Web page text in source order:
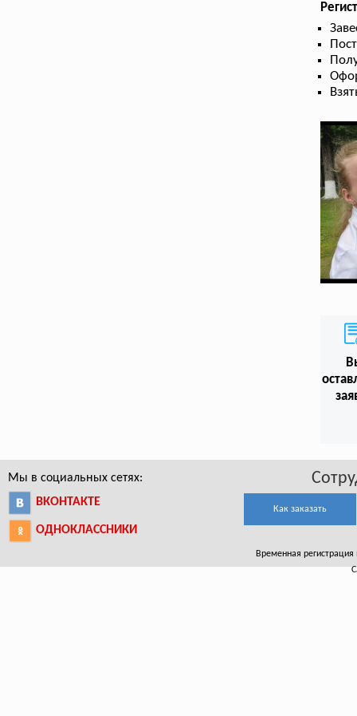
Мы в социальных сетях:
ВКОНТАКТЕ
ОДНОКЛАССНИКИ
Как заказать
Временная